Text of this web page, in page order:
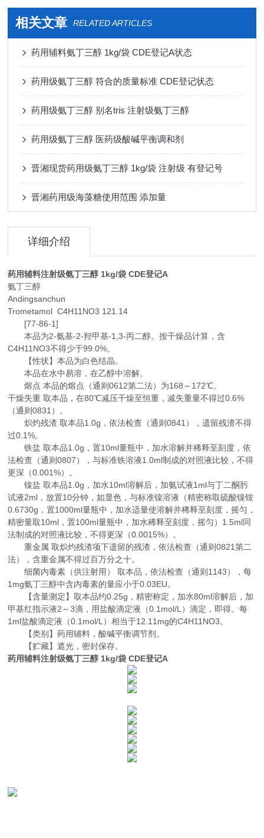
相关文章 RELATED ARTICLES
药用辅料氨丁三醇 1kg/袋 CDE登记A状态
药用级氨丁三醇 符合的质量标准 CDE登记状态
药用级氨丁三醇 别名tris 注射级氨丁三醇
药用级氨丁三醇 医药级酸碱平衡调和剂
晋湘现货药用级氨丁三醇 1kg/袋 注射级 有登记号
晋湘药用级海藻糖使用范围 添加量
详细介绍
药用辅料注射级氨丁三醇 1kg/袋 CDE登记A
氨丁三醇
Andingsanchun
Trometamol C4H11NO3 121.14
[77-86-1]
本品为2-氨基-2-羟甲基-1,3-丙二醇。按干燥品计算，含
C4H11NO3不得少于99.0%。
【性状】本品为白色结晶。
本品在水中易溶，在乙醇中溶解。
熔点 本品的熔点（通则0612第二法）为168～172℃。
干燥失重 取本品，在80℃减压干燥至恒重，减失重量不得过0.6%
（通则0831）。
炽灼残渣 取本品1.0g，依法检查（通则0841），遗留残渣不得
过0.1%。
铁盐 取本品1.0g，置10ml量瓶中，加水溶解并稀释至刻度，依
法检查（通则0807），与标准铁溶液1.0ml制成的对照液比较，不得
更深（0.001%）。
镍盐 取本品1.0g，加水10ml溶解后，加氨试液1ml与丁二酮肟
试液2ml，放置10分钟，如显色，与标准镍溶液（精密称取硫酸镍铵
0.6730g，置1000ml量瓶中，加水适量使溶解并稀释至刻度，摇匀，
精密量取10ml，置100ml量瓶中，加水稀释至刻度，摇匀）1.5ml同
法制成的对照液比较，不得更深（0.0015%）。
重金属 取炽灼残渣项下遗留的残渣，依法检查（通则0821第二
法），含重金属不得过百万分之十。
细菌内毒素（供注射用） 取本品，依法检查（通则1143），每
1mg氨丁三醇中含内毒素的量应小于0.03EU。
【含量测定】取本品约0.25g，精密称定，加水80ml溶解后，加
甲基红指示液2～3滴，用盐酸滴定液（0.1mol/L）滴定，即得。每
1ml盐酸滴定液（0.1mol/L）相当于12.11mg的C4H11NO3。
【类别】药用辅料，酸碱平衡调节剂。
【贮藏】遮光，密封保存。
药用辅料注射级氨丁三醇 1kg/袋 CDE登记A